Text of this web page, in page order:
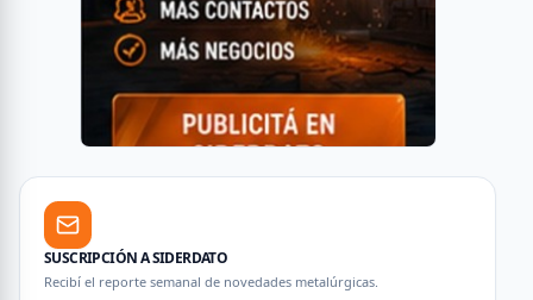
SUSCRIPCIÓN A SIDERDATO
Recibí el reporte semanal de novedades metalúrgicas.